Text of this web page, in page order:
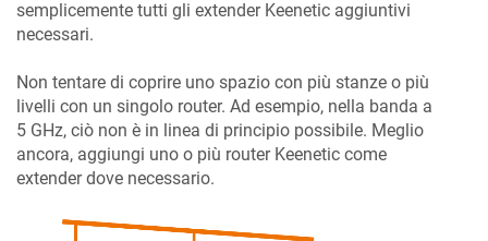
semplicemente tutti gli extender Keenetic aggiuntivi
necessari.
Non tentare di coprire uno spazio con più stanze o più
livelli con un singolo router. Ad esempio, nella banda a
5 GHz, ciò non è in linea di principio possibile. Meglio
ancora, aggiungi uno o più router Keenetic come
extender dove necessario.